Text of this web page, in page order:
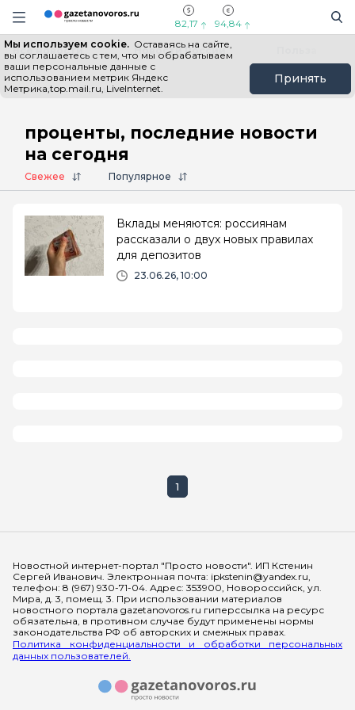
Информационный портал "ГазетаНоворос.ру"
Навигация сайта
82,17 94,84
Мы используем cookie. Оставаясь на сайте,
вы соглашаетесь с тем, что мы обрабатываем
ваши персональные данные с
использованием метрик Яндекс
Метрика,top.mail.ru, LiveInternet.
Принять
Все новости Новости России
Главная # проценты
проценты, последние новости
на сегодня
Свежее Популярное
Вклады меняются: россиянам
рассказали о двух новых правилах
для депозитов
23.06.26, 10:00
1
Новостной интернет-портал "Просто новости". ИП Кстенин
Сергей Иванович. Электронная почта: ipkstenin@yandex.ru,
телефон: 8 (967) 930-71-04. Адрес: 353900, Новороссийск, ул.
Мира, д. 3, помещ. 3. При использовании материалов
новостного портала gazetanovoros.ru гиперссылка на ресурс
обязательна, в противном случае будут применены нормы
законодательства РФ об авторских и смежных правах.
Политика конфиденциальности и обработки персональных
данных пользователей.